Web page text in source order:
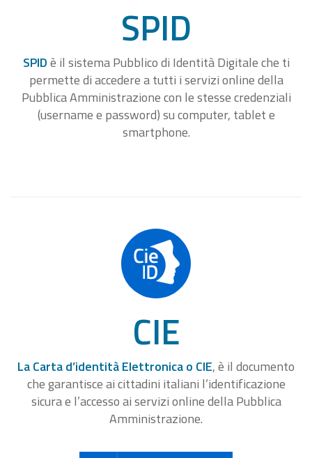
SPID
SPIDè il sistema Pubblico di Identità Digitale che ti
permette di accedere a tutti i servizi online della
Pubblica Amministrazione con le stesse credenziali
(username e password) su computer, tablet e
smartphone.
CIE
La Carta d’identità Elettronica o CIE, è il documento
che garantisce ai cittadini italiani l’identificazione
sicura e l’accesso ai servizi online della Pubblica
Amministrazione.